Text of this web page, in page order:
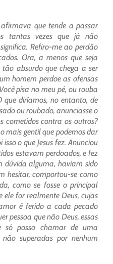
que tende a passar
tantas vezes que já não
Refiro-me ao perdão
Ora, a menos que seja
absurdo que chega a ser
homem perdoe as ofensas
pisa no meu pé, ou rouba
que diríamos, no entanto, de
ou roubado, anunciasse o
cometidos contra os outros?
mais gentil que podemos dar
o que Jesus fez. Anunciou
estavam perdoados, e fez
dúvida alguma, haviam sido
hesitar, comportou-se como
como se fosse o principal
ele for realmente Deus, cujas
é ferido a cada pecado
pessoa que não Deus, essas
só posso chamar de uma
superadas por nenhum